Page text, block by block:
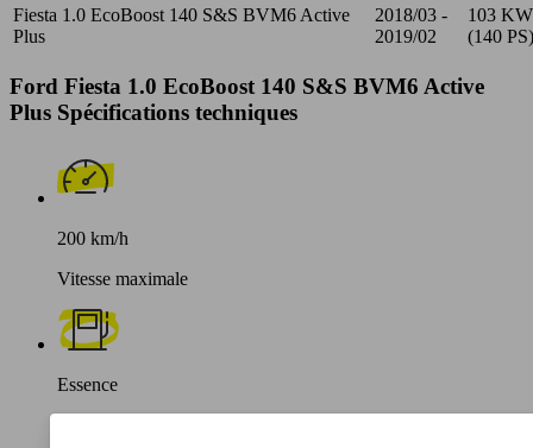
Fiesta 1.0 EcoBoost 140 S&S BVM6 Active
Plus
2018/03 -
2019/02
103 KW
(140 PS)
Ford Fiesta 1.0 EcoBoost 140 S&S BVM6 Active
Plus Spécifications techniques
200 km/h
Vitesse maximale
Essence